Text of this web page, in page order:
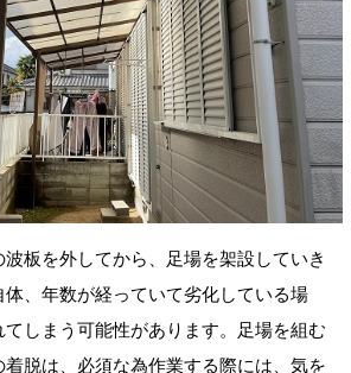
板を外してから、足場を架設していき
体、年数が経っていて劣化している場
しまう可能性があります。足場を組む
脱は、必須な為作業する際には、気を